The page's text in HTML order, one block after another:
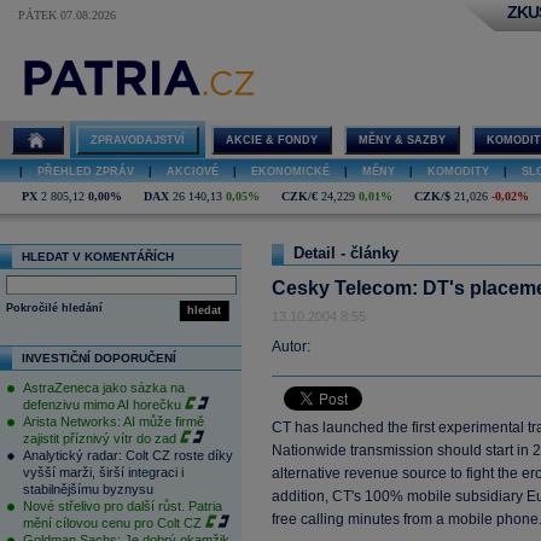
PÁTEK 07.08.2026
ZPRAVODAJSTVÍ AKCIE & FONDY MĚNY & SAZBY
PŘEHLED ZPRÁV AKCIOVÉ EKONOMICKÉ MĚNY KOMODITY
PX 2 805,12 0,00% DAX 26 140,13 0,05% CZK/€ 24,229 0,01% CZK/$ 21,026 -0,02%
HLEDAT V KOMENTÁŘÍCH
hledat
Pokročilé hledání
INVESTIČNÍ DOPORUČENÍ
AstraZeneca jako sázka na
defenzivu mimo AI horečku
Arista Networks: AI může firmě
zajistit příznivý vítr do zad
Analytický radar: Colt CZ roste díky
vyšší marži, širší integraci i
stabilnějšímu byznysu
Nové střelivo pro další růst. Patria
mění cílovou cenu pro Colt CZ
Detail - články
Cesky Telecom: DT's
13.10.2004 8:55
Autor:
CT has launched the first experimental
Nationwide transmission should start in
alternative revenue source to fight the
addition, CT's 100% mobile subsidiary
free calling minutes from a mobile phone.